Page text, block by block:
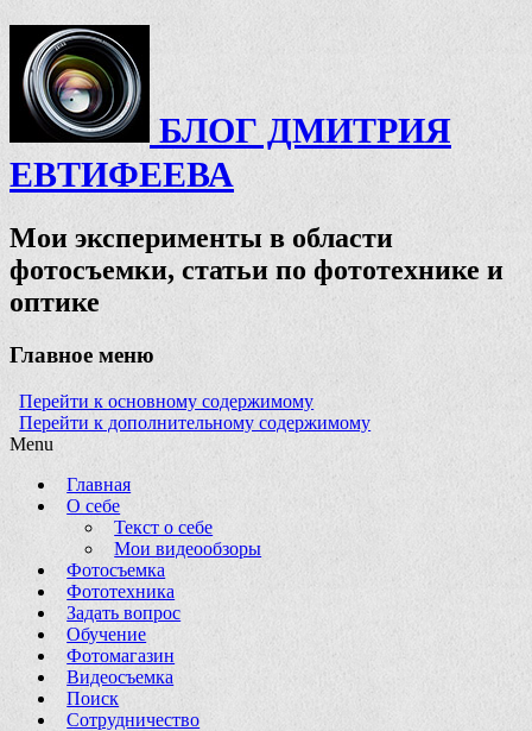
БЛОГ ДМИТРИЯ
ЕВТИФЕЕВА
Мои эксперименты в области
фотосъемки, статьи по фототехнике и
оптике
Главное меню
Перейти к основному содержимому
Перейти к дополнительному содержимому
Menu
Главная
О себе
Текст о себе
Мои видеообзоры
Фотосъемка
Фототехника
Задать вопрос
Обучение
Фотомагазин
Видеосъемка
Поиск
Сотрудничество